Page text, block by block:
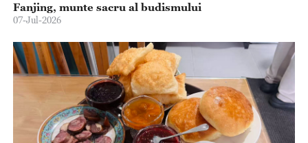
Fanjing, munte sacru al budismului
07-Jul-2026